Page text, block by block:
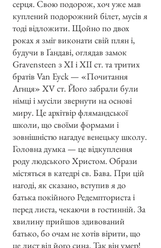
серця. Свою подорож, хоч уже мав
куплений подорожний білет, мусів я
тоді відложити. Щойно по двох
роках я зміг виконати свій плян і,
будучи в Ґандаві, оглядав замок
Gravensteen з XI і XII ст. та тритих
братів Van Eyck — «Почитання
Агнця» XV ст. Його забрали були
німці і мусіли звернути на основі
миру. Це архітвір флямандської
школи, що своїми формами і
зовнішністю нагадує венецьку школу.
Головна думка — це відкуплення
роду людського Христом. Образи
містяться в катедрі св. Бава. При цій
нагоді, як сказано, вступив я до
батька покійного Редемпториста і
перед листа, чекаючи в гостинній. За
хвилину прийшов здивований
батько, бо очам не хотів вірити, що
це лист від його сина. Так він умер!